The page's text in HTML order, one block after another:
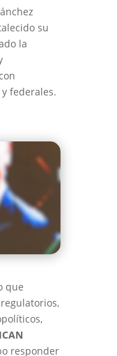
su
la
federales.
que
responder